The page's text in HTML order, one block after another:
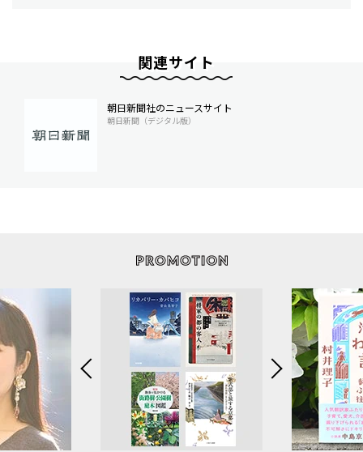
関連サイト
朝日新聞社のニュースサイト
朝日新聞（デジタル版）